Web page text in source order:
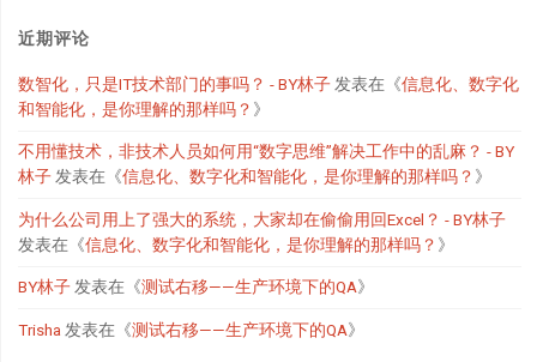
近期评论
数智化，只是IT技术部门的事吗？ - BY林子发表在《信息化、数字化
和智能化，是你理解的那样吗？ 》
不用懂技术，非技术人员如何用“数字思维”解决工作中的乱麻？ - BY
林子发表在《信息化、数字化和智能化，是你理解的那样吗？ 》
为什么公司用上了强大的系统，大家却在偷偷用回Excel？ - BY林子
发表在《信息化、数字化和智能化，是你理解的那样吗？ 》
BY林子发表在《测试右移——生产环境下的QA》
Trisha 发表在《测试右移——生产环境下的QA》